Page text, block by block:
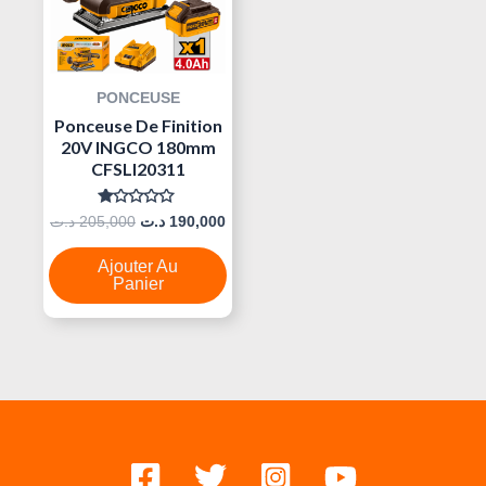
PONCEUSE
Ponceuse De Finition
20V INGCO 180mm
CFSLI20311
Note
0
Sur
5
205,000 د.ت 190,000 د.ت
Ajouter Au
Panier